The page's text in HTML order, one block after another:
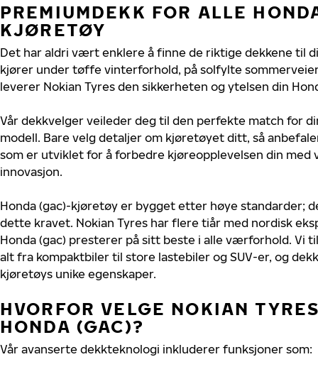
PREMIUMDEKK FOR ALLE
KJØRETØY
Det har aldri vært enklere å finne de riktige dekkene til
kjører under tøffe vinterforhold, på solfylte
leverer Nokian Tyres den sikkerheten og ytelsen din
Vår dekkvelger veileder deg til den perfekte match for
modell. Bare velg detaljer om kjøretøyet ditt, så
som er utviklet for å forbedre kjøreopplevelsen din med
innovasjon.
Honda (gac)-kjøretøy er bygget etter høye standarder;
dette kravet. Nokian Tyres har flere tiår med nordisk
Honda (gac) presterer på sitt beste i alle værforhold. Vi
alt fra kompaktbiler til store lastebiler og SUV-er, og
kjøretøys unike egenskaper.
HVORFOR VELGE NOKIAN
HONDA (GAC)?
Vår avanserte dekkteknologi inkluderer funksjoner som: